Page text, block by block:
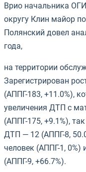
Врио начальника
округу Клин майор
Полянский довел
года,
на территории
Зарегистрирован
(АППГ-183, +11.0%),
увеличения ДТП с
(АППГ-175, +9.1%),
ДТП — 12 (АППГ-8,
человек (АППГ-1, 0%)
(АППГ-9, +66.7%).